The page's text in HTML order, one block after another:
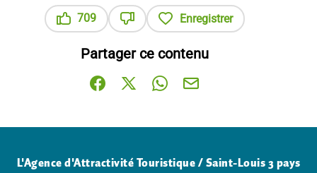
709
Enregistrer
Partager ce contenu
Partager sur Facebook (nouvelle fenêtre)
Partager sur X / Twitter (nouvelle
Partager sur WhatsApp
Partager par mail
L'Agence d'Attractivité Touristique / Saint-Louis 3 pays